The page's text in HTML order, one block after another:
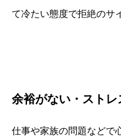
て冷たい態度で拒絶のサ
余裕がない・スト
仕事や家族の問題などで